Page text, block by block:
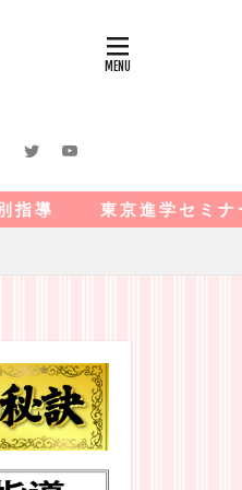
進 学 セ ミ ナ ー